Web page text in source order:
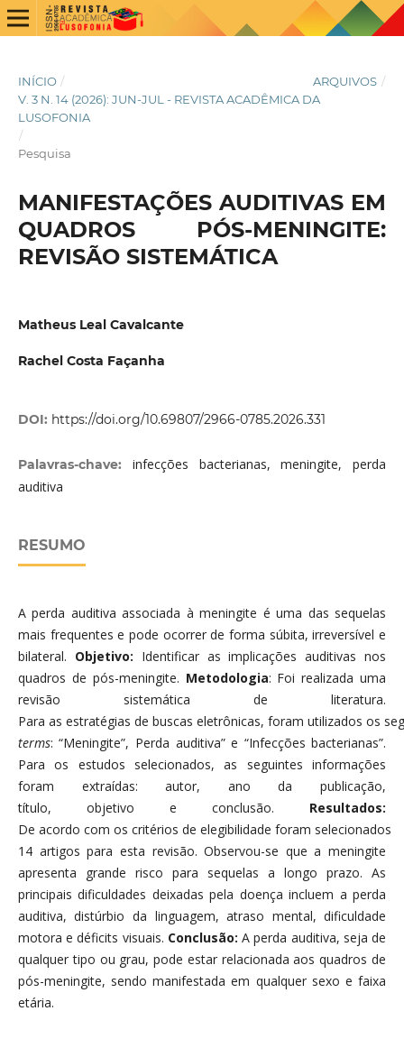
INÍCIO / ARQUIVOS /
V. 3 N. 14 (2026): JUN-JUL - REVISTA ACADÊMICA DA
LUSOFONIA
/
Pesquisa
MANIFESTAÇÕES AUDITIVAS EM
QUADROS PÓS-MENINGITE:
REVISÃO SISTEMÁTICA
Matheus Leal Cavalcante
Rachel Costa Façanha
DOI: https://doi.org/10.69807/2966-0785.2026.331
Palavras-chave: infecções bacterianas, meningite, perda
auditiva
RESUMO
A perda auditiva associada à meningite é uma das sequelas
mais frequentes e pode ocorrer de forma súbita, irreversível e
bilateral. Objetivo: Identificar as implicações auditivas nos
quadros de pós-meningite. Metodologia: Foi realizada uma
revisão sistemática de literatura.
Para as estratégias de buscas eletrônicas, foram utilizados os
terms: “Meningite”, Perda auditiva” e “Infecções bacterianas”.
Para os estudos selecionados, as seguintes informações
foram extraídas: autor, ano da publicação,
título, objetivo e conclusão. Resultados:
De acordo com os critérios de elegibilidade foram selecionados
14 artigos para esta revisão. Observou-se que a meningite
apresenta grande risco para sequelas a longo prazo. As
principais dificuldades deixadas pela doença incluem a perda
auditiva, distúrbio da linguagem, atraso mental, dificuldade
motora e déficits visuais. Conclusão:A perda auditiva, seja de
qualquer tipo ou grau, pode estar relacionada aos quadros de
pós-meningite, sendo manifestada em qualquer sexo e faixa
etária.